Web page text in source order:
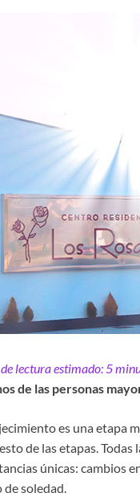
lectura estimado:5
de las personas
es una etapa
de las etapas.
únicas: cambios
de soledad.